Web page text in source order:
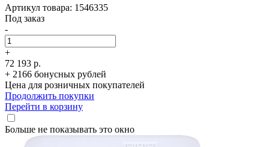
Артикул товара: 1546335
Под заказ
-
+
72 193 р.
+ 2166 бонусных рублей
Цена для розничных покупателей
Продолжить покупки
Перейти в корзину
Больше не показывать это окно